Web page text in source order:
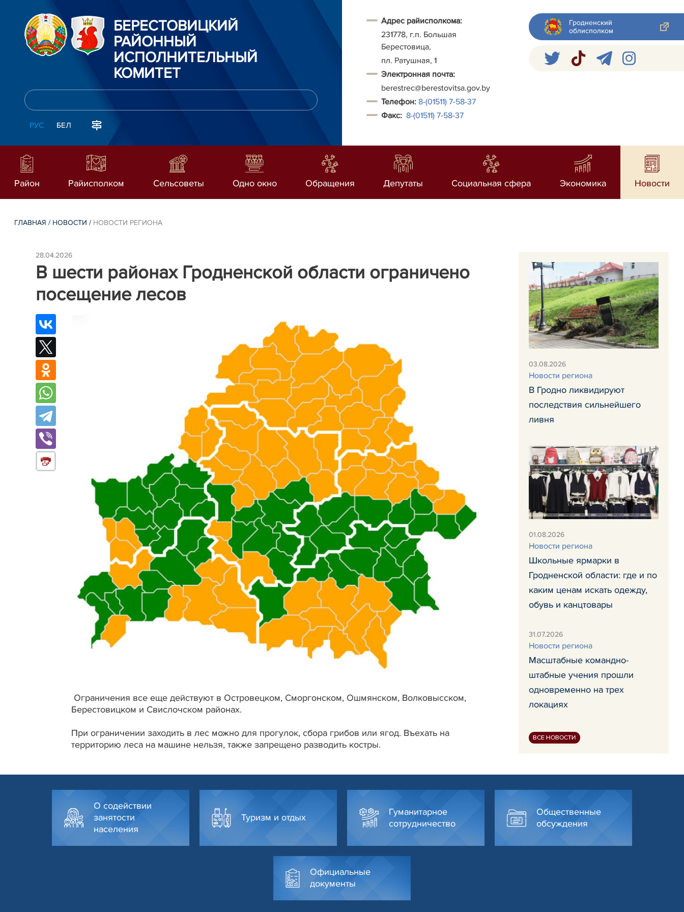
БЕРЕСТОВИЦКИЙ
РАЙОННЫЙ
ИСПОЛНИТЕЛЬНЫЙ
КОМИТЕТ
РУС БЕЛ
Адрес райисполкома:
231778, г.п. Большая
Берестовица,
пл. Ратушная, 1
Электронная почта:
berestrec@berestovitsa.gov.by
Телефон: 8-(01511) 7-58-37
Факс: 8-(01511) 7-58-37
Гродненский
облисполком
Район Райисполком Сельсоветы Одно окно Обращения Депутаты Социальная сфера Экономика Новости
ГЛАВНАЯ / НОВОСТИ / НОВОСТИ РЕГИОНА
28.04.2026
В шести районах Гродненской области ограничено
посещение лесов
Ограничения все еще действуют в Островецком, Сморгонском, Ошмянском, Волковысском,
Берестовицком и Свислочском районах.
При ограничении заходить в лес можно для прогулок, сбора грибов или ягод. Въехать на
территорию леса на машине нельзя, также запрещено разводить костры.
03.08.2026
Новости региона
В Гродно ликвидируют
последствия сильнейшего
ливня
01.08.2026
Новости региона
Школьные ярмарки в
Гродненской области: где и по
каким ценам искать одежду,
обувь и канцтовары
31.07.2026
Новости региона
Масштабные командно-
штабные учения прошли
одновременно на трех
локациях
ВСЕ НОВОСТИ
О содействии
занятости
населения
Туризм и отдых
Гуманитарное
сотрудничество
Общественные
обсуждения
Официальные
документы